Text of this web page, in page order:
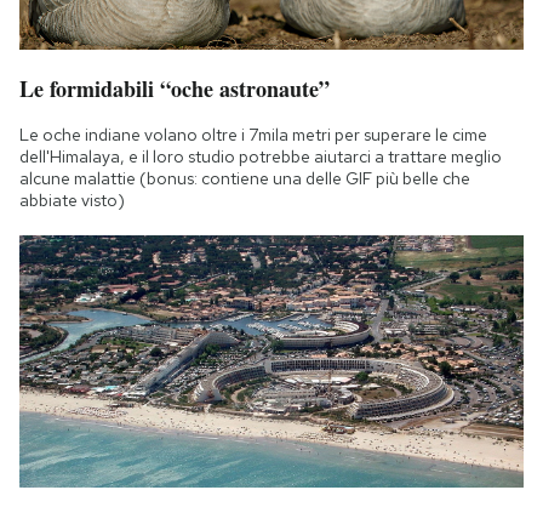
Le formidabili “oche astronaute”
Le oche indiane volano oltre i 7mila metri per superare le cime
dell'Himalaya, e il loro studio potrebbe aiutarci a trattare meglio
alcune malattie (bonus: contiene una delle GIF più belle che
abbiate visto)